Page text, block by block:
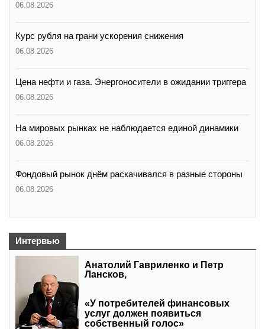
06.08.2026
Курс рубля на грани ускорения снижения
06.08.2026
Цена нефти и газа. Энергоносители в ожидании триггера
06.08.2026
На мировых рынках не наблюдается единой динамики
06.08.2026
Фондовый рынок днём раскачивался в разные стороны
06.08.2026
Интервью
Анатолий Гавриленко и Петр
Лансков,
«У потребителей финансовых
услуг должен появиться
собственный голос»